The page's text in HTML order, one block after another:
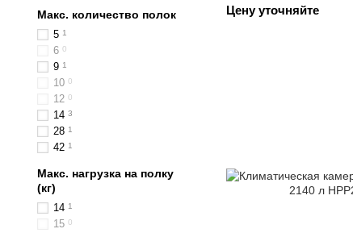
Цену уточняйте
Макс. количество полок
5 1
6 0
9 1
10 0
12 0
14 3
28 1
42 1
Макс. нагрузка на полку
(кг)
14 1
15 0